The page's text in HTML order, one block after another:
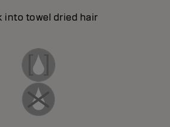
into towel dried hair